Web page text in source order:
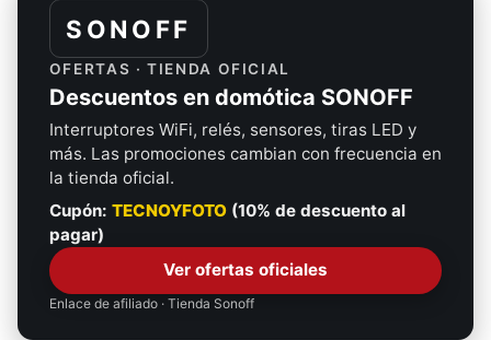
SONOFF
OFERTAS · TIENDA OFICIAL
Descuentos en domótica SONOFF
Interruptores WiFi, relés, sensores, tiras LED y
más. Las promociones cambian con frecuencia en
la tienda oficial.
Cupón: TECNOYFOTO(10% de descuento al
pagar)
Ver ofertas oficiales
Enlace de afiliado · Tienda Sonoff